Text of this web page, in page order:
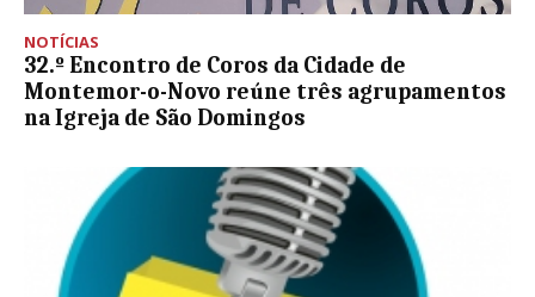
NOTÍCIAS
32.º Encontro de Coros da Cidade de
Montemor-o-Novo reúne três agrupamentos
na Igreja de São Domingos